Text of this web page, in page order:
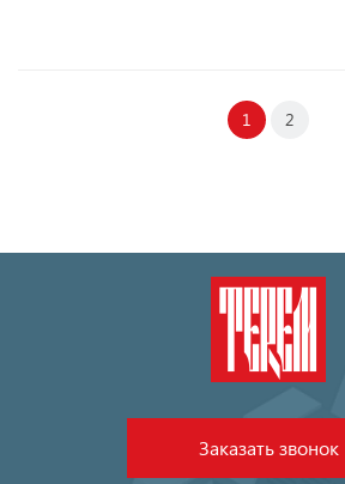
1 2
Заказать звонок